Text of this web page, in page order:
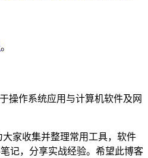
。
操作系统应用与计算机软件及网
家收集并整理常用工具，软件
记，分享实战经验。希望此博客